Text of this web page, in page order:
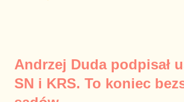
PiS, a następnie uzyskują stanowiska w
Państwa ze względu na to, że partia PiS
Andrzej Duda podpisał
SN i KRS. To koniec